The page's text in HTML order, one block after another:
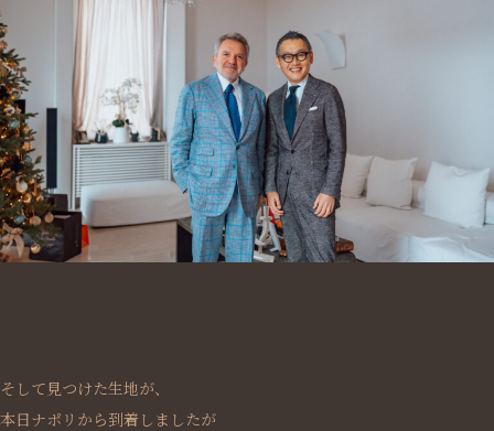
そして見つけた生地が、
本日ナポリから到着しましたが